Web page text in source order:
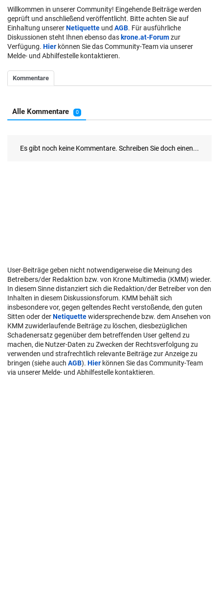
Willkommen in unserer Community! Eingehende Beiträge werden
geprüft und anschließend veröffentlicht. Bitte achten Sie auf
Einhaltung unsererNetiquette und AGB. Für ausführliche
Diskussionen steht Ihnen ebenso das krone.at-Forumzur
Verfügung. Hier können Sie das Community-Team via unserer
Melde- und Abhilfestelle kontaktieren.
User-Beiträge geben nicht notwendigerweise die Meinung des
Betreibers/der Redaktion bzw. von Krone Multimedia (KMM) wieder.
In diesem Sinne distanziert sich die Redaktion/der Betreiber von den
Inhalten in diesem Diskussionsforum. KMM behält sich
insbesondere vor, gegen geltendes Recht verstoßende, den guten
Sitten oder derNetiquettewidersprechende bzw. dem Ansehen von
KMM zuwiderlaufende Beiträge zu löschen, diesbezüglichen
Schadenersatz gegenüber dem betreffenden User geltend zu
machen, die Nutzer-Daten zu Zwecken der Rechtsverfolgung zu
verwenden und strafrechtlich relevante Beiträge zur Anzeige zu
bringen (siehe auch AGB). Hier können Sie das Community-Team
via unserer Melde- und Abhilfestelle kontaktieren.